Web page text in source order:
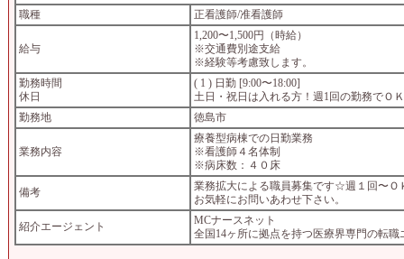
職種
正看護師/准看護師
給与
1,200〜1,500円（時給）
※交通費別途支給
※経験等考慮致します。
勤務時間
休日
( 1 ) 日勤 [9:00〜18:00]
土日・祝日は入れる方！週1回の勤務でＯ
勤務地
徳島市
業務内容
療養型病棟での日勤業務
※看護師４名体制
※病床数：４０床
備考
業務拡大による職員募集です☆週１回〜Ｏ
お気軽にお問いあわせ下さい。
紹介エージェント
MCナースネット
全国14ヶ所に拠点を持つ医療界専門の転職